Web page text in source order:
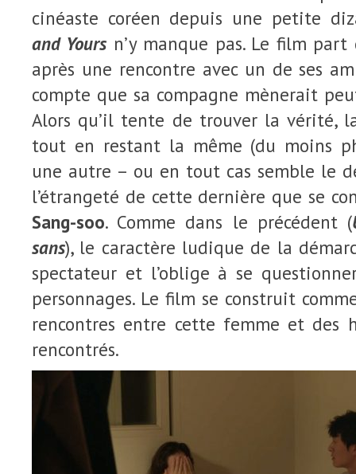
cinéaste coréen depuis une petite
and Yours n’y manque pas. Le film
après une rencontre avec un de ses
compte que sa compagne mènerait
Alors qu’il tente de trouver la vérité,
tout en restant la même (du moins
une autre – ou en tout cas semble le
l’étrangeté de cette dernière que se
Sang-soo. Comme dans le précédent (
sans), le caractère ludique de la
spectateur et l’oblige à se
personnages. Le film se construit
rencontres entre cette femme et des
rencontrés.